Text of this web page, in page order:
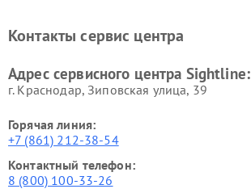
Контакты сервис центра
Адрес сервисного центра Sightline:
г. Краснодар, Зиповская улица, 39
Горячая линия:
+7 (861) 212-38-54
Контактный телефон:
8 (800) 100-33-26